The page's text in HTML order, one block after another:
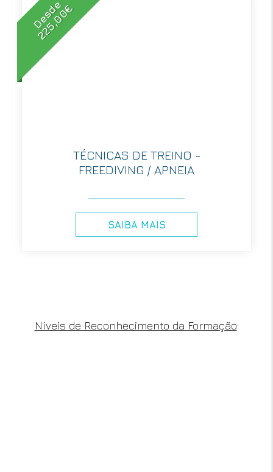
Desde
225,00€
TÉCNICAS DE TREINO -
FREEDIVING / APNEIA
SAIBA MAIS
Níveis de Reconhecimento da Formação: